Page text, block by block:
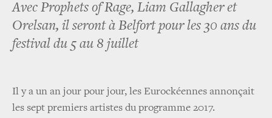
Avec Prophets of Rage, Liam Gallagher et
Orelsan, il seront à Belfort pour les 30 ans du
festival du 5 au 8 juillet
Il y a un an jour pour jour, les Eurockéennes annonçait
les sept premiers artistes du programme 2017.